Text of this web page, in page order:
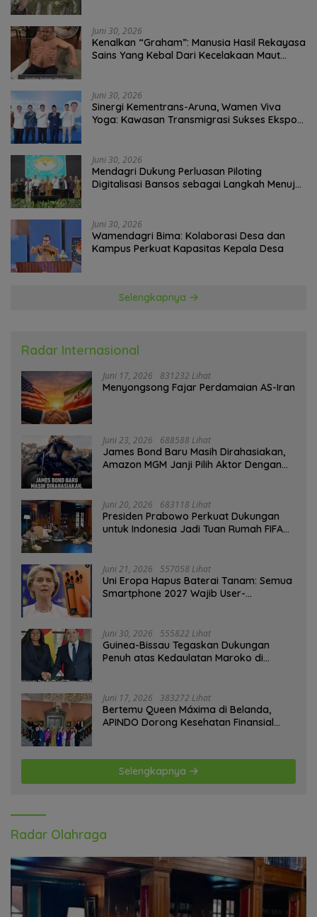
Juni 30, 2026
Kenalkan “Graham”: Manusia Hasil Rekayasa
Sains Yang Kebal Dari Kecelakaan Maut
Juni 30, 2026
Sinergi Kementrans-Aruna, Wamen Viva
Yoga: Kawasan Transmigrasi Sukses Ekspor
Juni 30, 2026
Mendagri Dukung Perluasan Piloting
Digitalisasi Bansos sebagai Langkah Menuju
Juni 30, 2026
Wamendagri Bima: Kolaborasi Desa dan
Kampus Perkuat Kapasitas Kepala Desa
Selengkapnya
Radar Internasional
Juni 17, 2026 831232 Lihat
Menyongsong Fajar Perdamaian AS-Iran
Juni 23, 2026 688588 Lihat
James Bond Baru Masih Dirahasiakan,
Amazon MGM Janji Pilih Aktor Dengan
Juni 20, 2026 683118 Lihat
Presiden Prabowo Perkuat Dukungan
untuk Indonesia Jadi Tuan Rumah FIFA
Juni 21, 2026 557058 Lihat
Uni Eropa Hapus Baterai Tanam: Semua
Smartphone 2027 Wajib User-
Juni 30, 2026 555822 Lihat
Guinea-Bissau Tegaskan Dukungan
Penuh atas Kedaulatan Maroko di
Juni 17, 2026 383272 Lihat
Bertemu Queen Máxima di Belanda,
APINDO Dorong Kesehatan Finansial
Selengkapnya
Radar Olahraga